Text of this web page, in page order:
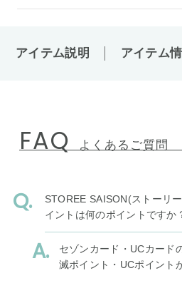
アイテム説明 アイテム
FAQ よくあるご質問
STOREE SAISON(ストーリ
イントは何のポイントですか
セゾンカード・UCカード
滅ポイント・UCポイント